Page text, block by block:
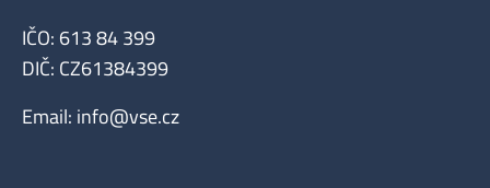
IČO: 613 84 399
DIČ: CZ61384399
Email: info@vse.cz